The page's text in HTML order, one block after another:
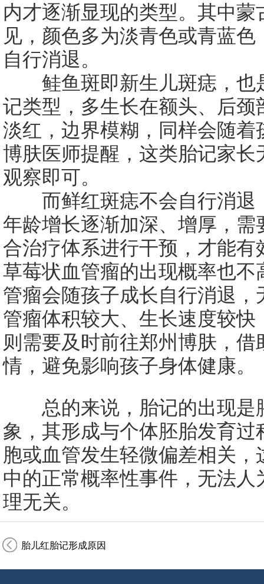
内才逐渐显现的类型。其中
见，颜色多为淡青色或青蓝
自行消退。
鲑鱼斑即新生儿斑痣，也
记类型，多生长在额头、后
淡红，边界模糊，同样会随
博肤医师提醒，这类胎记家
观察即可。
而鲜红斑痣不会自行消退
年龄增长逐渐加深、增厚，
合治疗体系进行干预，才能
草莓状血管瘤的出现概率也
管瘤会随孩子成长自行消退
管瘤体积较大、生长速度较
则需要及时前往郑州博肤，
情，避免影响孩子身体健康。
总的来说，胎记的出现是
象，其形成与个体胚胎发育
胞或血管发生轻微偏差相关
中的正常概率性事件，无法
理无关。
胎儿红胎记形成原因